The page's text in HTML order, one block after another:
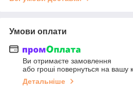
Умови оплати
Ви отримаєте замовлення
або гроші повернуться на вашу
Детальніше